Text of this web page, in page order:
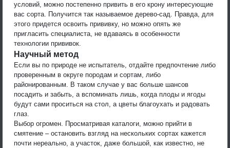
условий, можно постепенно привить в его крону интересующие
вас сорта. Получится так называемое дерево-сад. Правда, для
этого придется освоить прививку, но можно опять же
пригласить специалиста, не вдаваясь в особенности
технологии прививок.
Научный метод
Если вы по природе не испытатель, отдайте предпочтение либо
проверенным в округе породам и сортам, либо
районированным. В таком случае у вас больше шансов
посадить и забыть, а вспоминать лишь, когда плоды и ягоды
будут сами проситься на стол, а цветы благоухать и радовать
глаз.
Выбор огромен. Просматривая каталоги, можно прийти в
смятение – остановить взгляд на нескольких сортах кажется
почти нереально, а участок, даже большой, как известно, не